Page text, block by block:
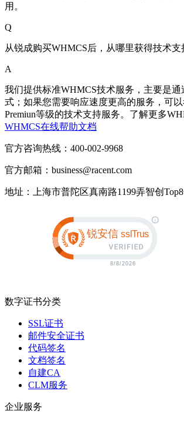
用。
Q
从锐成购买WHMCS后，从哪里获得技术支
A
我们提供标准WHMCS技术服务，主要是
式；如果您需要响应速度更高的服务，可
Premiun等级的技术支持服务。了解更多
WHMCS在线帮助文档
官方咨询热线：400-002-9968
官方邮箱：business@racent.com
地址：上海市普陀区真南路1199弄智创
数字证书分类
SSL证书
邮件安全证书
代码签名
文档签名
自建CA
CLM服务
企业服务